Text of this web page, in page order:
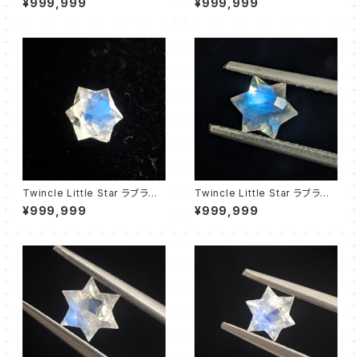
¥999,999 ¥999,999
Twincle Little Star ラブラドラ
イト④
¥999,999
Twincle Little Star ラブラドラ
イト⑤
¥999,999